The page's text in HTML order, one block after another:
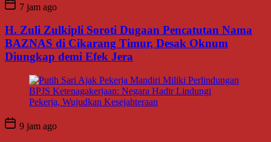
7 jam ago
H. Zuli Zulkipli Soroti Dugaan Pencatutan Nama
BAZNAS di Cikarang Timur, Desak Oknum
Diungkap demi Efek Jera
9 jam ago